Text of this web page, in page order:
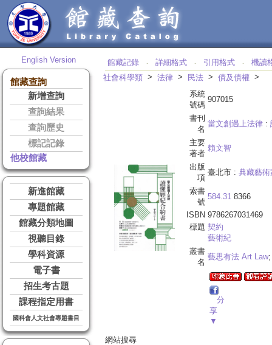
English Version
館藏查詢
新增查詢
查詢結果
查詢歷史
標記記錄
他校館藏
新進館藏
專題館藏
館藏分類地圖
視聽目錄
學科資源
電子書
招生考古題
課程指定用書
國科會人文社會專題書目
館藏記錄 ‧ 詳細格式 ‧ 引用格式 ‧
機讀
社會科學類 > 法律 > 民法 > 債及債權 >
系統
號碼
907015
書刊
名
當文創遇上法律 :
主要
著者
賴文智
出版
項
臺北市 : 典藏藝術
索書
號
584.31 8366
ISBN 9786267031469
標題 契約
藝術紀
叢書
名
藝思有法 Art Law
分
享
▼
網站搜尋